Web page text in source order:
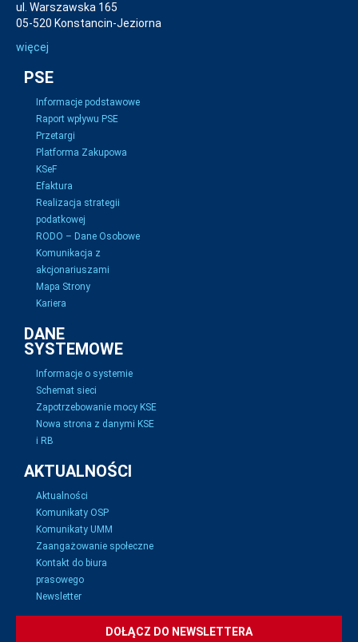
ul. Warszawska 165
05-520 Konstancin-Jeziorna
więcej
PSE
Informacje podstawowe
Raport wpływu PSE
Przetargi
Platforma Zakupowa
KSeF
Efaktura
Realizacja strategii
podatkowej
RODO – Dane Osobowe
Komunikacja z
akcjonariuszami
Mapa Strony
Kariera
DANE
SYSTEMOWE
Informacje o systemie
Schemat sieci
Zapotrzebowanie mocy KSE
Nowa strona z danymi KSE
i RB
AKTUALNOŚCI
Aktualności
Komunikaty OSP
Komunikaty UMM
Zaangażowanie społeczne
Kontakt do biura
prasowego
Newsletter
DOŁĄCZ DO NEWSLETTERA